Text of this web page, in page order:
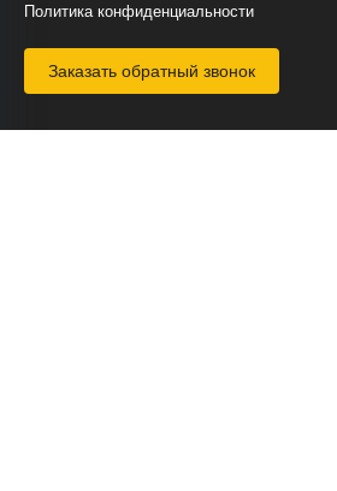
Политика конфиденциальности
Заказать обратный звонок